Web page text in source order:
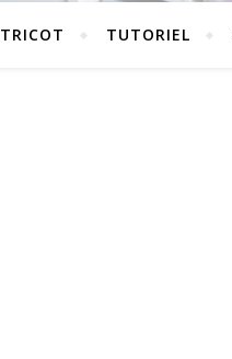
TRICOT TUTORIEL